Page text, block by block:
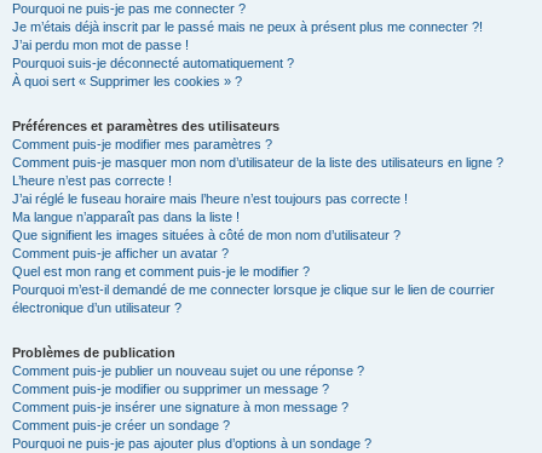
Pourquoi ne puis-je pas me connecter ?
Je m’étais déjà inscrit par le passé mais ne peux à présent plus me connecter ?!
J’ai perdu mon mot de passe !
Pourquoi suis-je déconnecté automatiquement ?
À quoi sert « Supprimer les cookies » ?
Préférences et paramètres des utilisateurs
Comment puis-je modifier mes paramètres ?
Comment puis-je masquer mon nom d’utilisateur de la liste des utilisateurs en ligne ?
L’heure n’est pas correcte !
J’ai réglé le fuseau horaire mais l’heure n’est toujours pas correcte !
Ma langue n’apparaît pas dans la liste !
Que signifient les images situées à côté de mon nom d’utilisateur ?
Comment puis-je afficher un avatar ?
Quel est mon rang et comment puis-je le modifier ?
Pourquoi m’est-il demandé de me connecter lorsque je clique sur le lien de courrier
électronique d’un utilisateur ?
Problèmes de publication
Comment puis-je publier un nouveau sujet ou une réponse ?
Comment puis-je modifier ou supprimer un message ?
Comment puis-je insérer une signature à mon message ?
Comment puis-je créer un sondage ?
Pourquoi ne puis-je pas ajouter plus d’options à un sondage ?